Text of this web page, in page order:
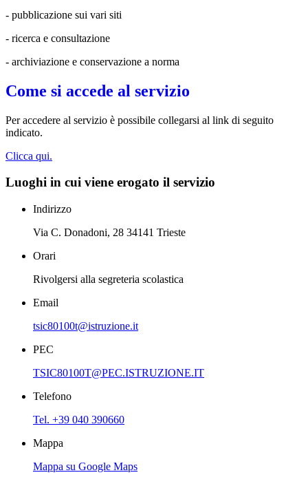
- pubblicazione sui vari siti
- ricerca e consultazione
- archiviazione e conservazione a norma
Come si accede al servizio
Per accedere al servizio è possibile collegarsi al link di seguito
indicato.
Clicca qui.
Luoghi in cui viene erogato il servizio
Indirizzo
Via C. Donadoni, 28 34141 Trieste
Orari
Rivolgersi alla segreteria scolastica
Email
tsic80100t@istruzione.it
PEC
TSIC80100T@PEC.ISTRUZIONE.IT
Telefono
Tel. +39 040 390660
Mappa
Mappa su Google Maps